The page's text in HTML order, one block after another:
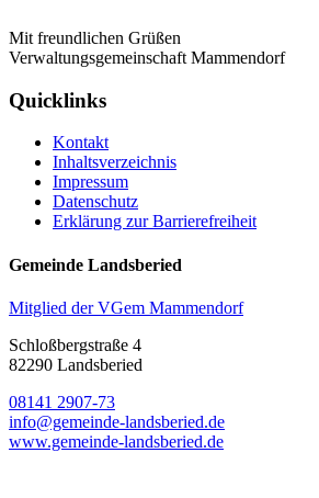
Mit freundlichen Grüßen
Verwaltungsgemeinschaft Mammendorf
Quicklinks
Kontakt
Inhaltsverzeichnis
Impressum
Datenschutz
Erklärung zur Barrierefreiheit
Gemeinde Landsberied
Mitglied der VGem Mammendorf
Schloßbergstraße 4
82290 Landsberied
08141 2907-73
info@gemeinde-landsberied.de
www.gemeinde-landsberied.de